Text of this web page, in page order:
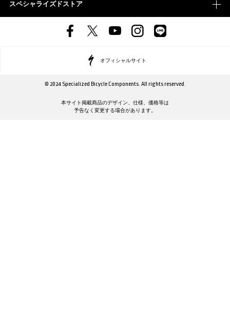
スペシャライズドストア
オフィシャルサイト
© 2024 Specialized Bicycle Components. All rights reserved.
本サイト掲載商品のデザイン、仕様、価格等は
予告なく変更する場合があります。